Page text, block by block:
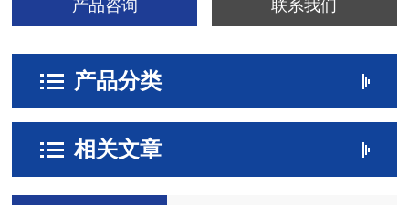
产品咨询 联系我们
产品分类
相关文章